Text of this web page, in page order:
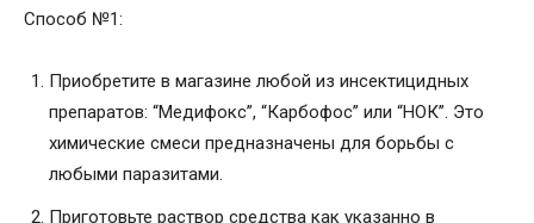
Способ №1:
Приобретите в магазине любой из инсектицидных
препаратов: “Медифокс”, “Карбофос” или “НОК”. Это
химические смеси предназначены для борьбы с
любыми паразитами.
Приготовьте раствор средства как указанно в